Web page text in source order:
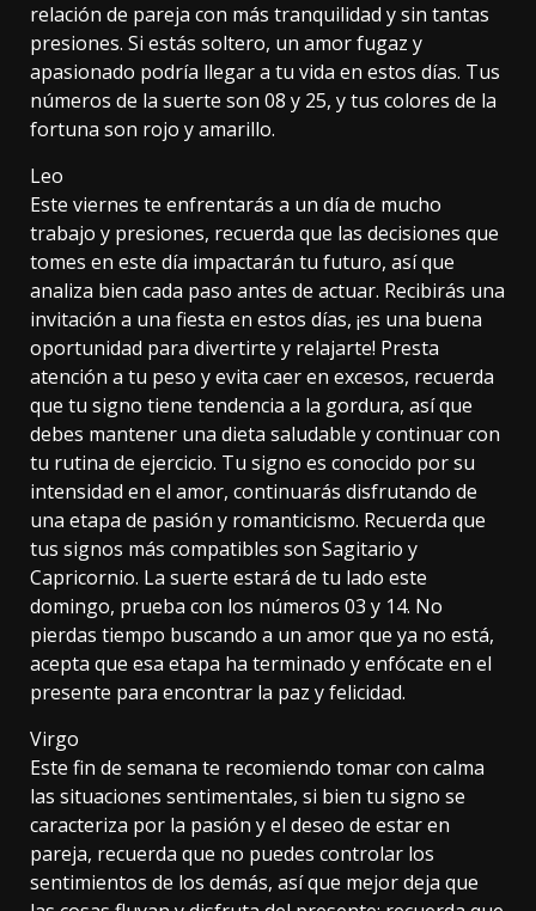
relación de pareja con más tranquilidad y sin tantas
presiones. Si estás soltero, un amor fugaz y
apasionado podría llegar a tu vida en estos días. Tus
números de la suerte son 08 y 25, y tus colores de la
fortuna son rojo y amarillo.
Leo
Este viernes te enfrentarás a un día de mucho
trabajo y presiones, recuerda que las decisiones que
tomes en este día impactarán tu futuro, así que
analiza bien cada paso antes de actuar. Recibirás una
invitación a una fiesta en estos días, ¡es una buena
oportunidad para divertirte y relajarte! Presta
atención a tu peso y evita caer en excesos, recuerda
que tu signo tiene tendencia a la gordura, así que
debes mantener una dieta saludable y continuar con
tu rutina de ejercicio. Tu signo es conocido por su
intensidad en el amor, continuarás disfrutando de
una etapa de pasión y romanticismo. Recuerda que
tus signos más compatibles son Sagitario y
Capricornio. La suerte estará de tu lado este
domingo, prueba con los números 03 y 14. No
pierdas tiempo buscando a un amor que ya no está,
acepta que esa etapa ha terminado y enfócate en el
presente para encontrar la paz y felicidad.
Virgo
Este fin de semana te recomiendo tomar con calma
las situaciones sentimentales, si bien tu signo se
caracteriza por la pasión y el deseo de estar en
pareja, recuerda que no puedes controlar los
sentimientos de los demás, así que mejor deja que